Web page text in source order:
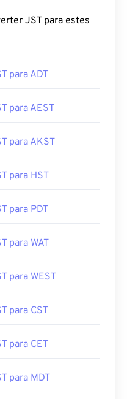
JST para estes
para ADT
para AEST
para AKST
para HST
para PDT
para WAT
para WEST
para CST
para CET
para MDT